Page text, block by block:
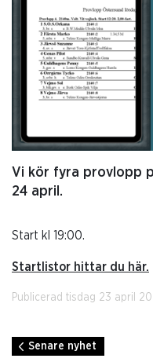
Vi kör fyra provlopp
24 april.
Start kl 19:00.
Startlistor hittar du här.
Publicerad tisdag 23 april
Senare nyhet